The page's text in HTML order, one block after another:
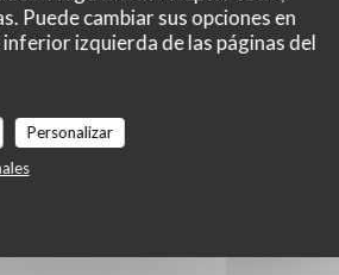
Puede cambiar sus opciones en
izquierda de las páginas del
Personalizar